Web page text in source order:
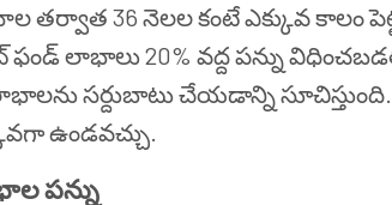
తర్వాత 36 నెలల కంటే ఎక్కువ కాలం
లాభాలు 20% వద్ద పన్ను
సర్దుబాటు చేయడాన్ని
ఉండవచ్చు.
పన్ను